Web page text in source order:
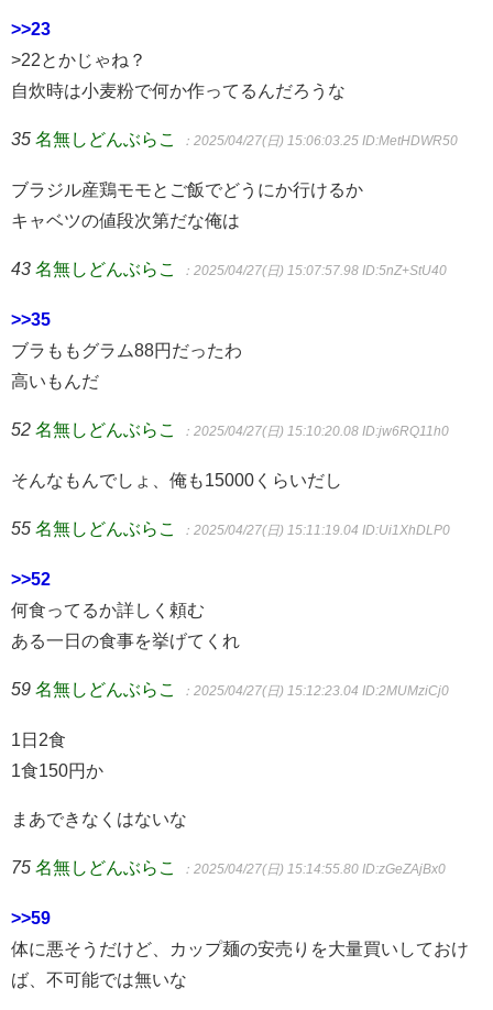
>>23
>22とかじゃね？
自炊時は小麦粉で何か作ってるんだろうな
35 名無しどんぶらこ ：2025/04/27(日) 15:06:03.25 ID:MetHDWR50
ブラジル産鶏モモとご飯でどうにか行けるか
キャベツの値段次第だな俺は
43 名無しどんぶらこ ：2025/04/27(日) 15:07:57.98 ID:5nZ+StU40
>>35
ブラももグラム88円だったわ
高いもんだ
52 名無しどんぶらこ ：2025/04/27(日) 15:10:20.08 ID:jw6RQ11h0
そんなもんでしょ、俺も15000くらいだし
55 名無しどんぶらこ ：2025/04/27(日) 15:11:19.04 ID:Ui1XhDLP0
>>52
何食ってるか詳しく頼む
ある一日の食事を挙げてくれ
59 名無しどんぶらこ ：2025/04/27(日) 15:12:23.04 ID:2MUMziCj0
1日2食
1食150円か
まあできなくはないな
75 名無しどんぶらこ ：2025/04/27(日) 15:14:55.80 ID:zGeZAjBx0
>>59
体に悪そうだけど、カップ麺の安売りを大量買いしておけ
ば、不可能では無いな